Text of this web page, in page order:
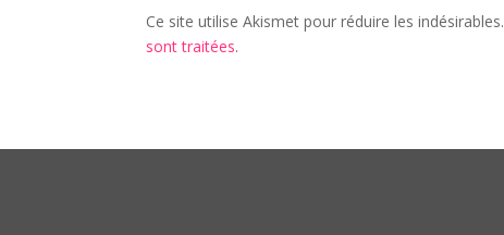
Ce site utilise Akismet pour réduire les indésirables.
sont traitées.